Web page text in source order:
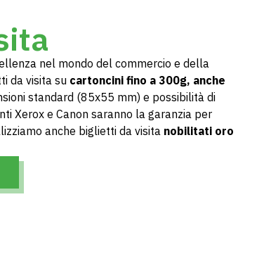
nel mondo del commercio e della
da visita su cartoncini fino a 300g, anche
standard (85x55 mm) e possibilità di
Xerox e Canon saranno la garanzia per
anche biglietti da visita nobilitati oro